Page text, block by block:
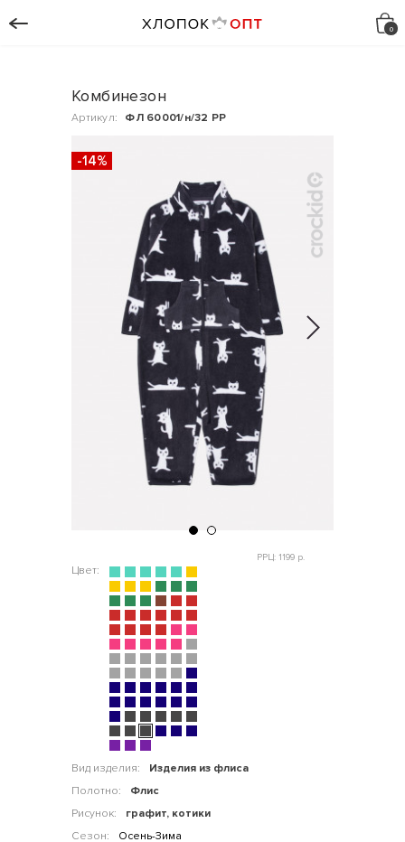
Комбинезон
Артикул: ФЛ 60001/н/32 РР
-14%
Цвет:
Вид изделия:
Изделия из флиса
Полотно:
Флис
Рисунок:
графит, котики
Сезон:
Осень-Зима
РРЦ: 1199 р.